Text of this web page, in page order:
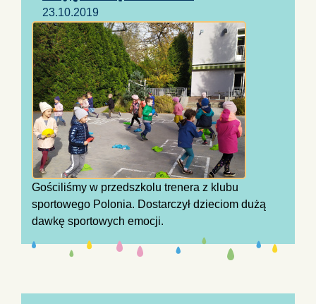
23.10.2019
Gościliśmy w przedszkolu trenera z klubu
sportowego Polonia. Dostarczył dzieciom dużą
dawkę sportowych emocji.